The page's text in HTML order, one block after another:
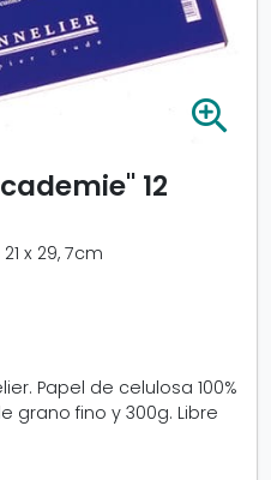
e
12
x 29, 7cm
Papel de celulosa 100%
grano fino y 300g. Libre